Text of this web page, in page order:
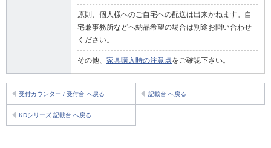
原則、個人様へのご自宅への配送は出来かねます。自
宅兼事務所などへ納品希望の場合は別途お問い合わせ
ください。
その他、 家具購入時の注意点をご確認下さい。
受付カウンター / 受付台 へ戻る 記載台 へ戻る
KDシリーズ 記載台 へ戻る